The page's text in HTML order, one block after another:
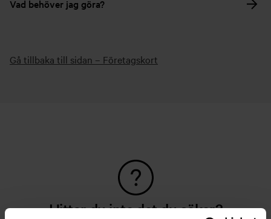
Vad behöver jag göra?
Gå tillbaka till sidan – Företagskort
Hittar du inte det du söker?